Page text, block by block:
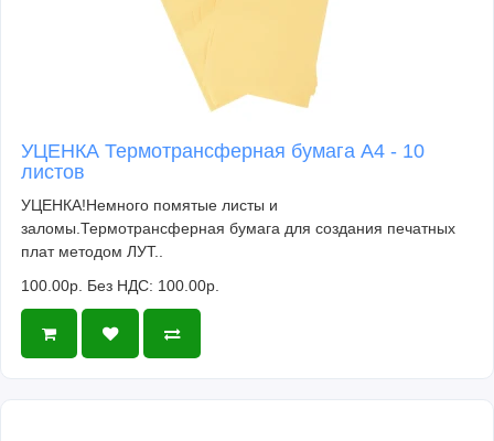
УЦЕНКА Термотрансферная бумага А4 - 10
листов
УЦЕНКА!Немного помятые листы и
заломы.Термотрансферная бумага для создания печатных
плат методом ЛУТ..
100.00р. Без НДС: 100.00р.